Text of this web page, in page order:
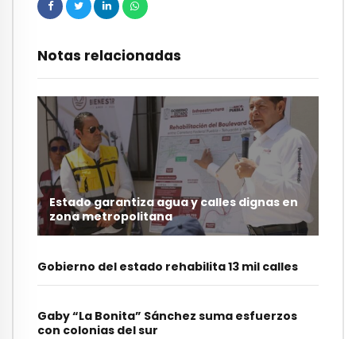
Notas relacionadas
Estado garantiza agua y calles dignas en
zona metropolitana
Gobierno del estado rehabilita 13 mil calles
Gaby “La Bonita” Sánchez suma esfuerzos
con colonias del sur